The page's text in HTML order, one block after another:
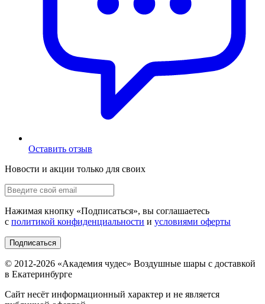
Оставить отзыв
Новости и акции только для своих
Нажимая кнопку «Подписаться», вы соглашаетесь
с политикой конфиденциальности и условиями оферты
Подписаться
© 2012-2026 «Академия чудес» Воздушные шары с доставкой
в Екатеринбурге
Сайт несёт информационный характер и не является